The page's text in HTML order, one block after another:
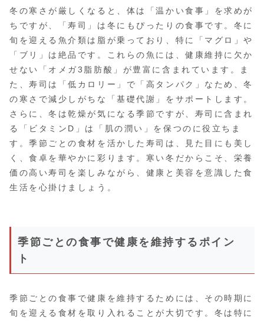
冬の寒さが厳しくなると、体は「温かい食事」を求めが
ちですが、「寿司」は冬にもぴったりの食事です。冬に
旬を迎える魚介類は脂が乗っており、特に「マグロ」や
「ブリ」は絶品です。これらの魚には、健康維持に欠か
せない「オメガ3脂肪酸」が豊富に含まれています。ま
た、寿司は「低カロリー」で「高タンパク」なため、冬
の寒さで減少しがちな「基礎代謝」をサポートします。
さらに、冬は乾燥が気になる季節ですが、寿司に含まれ
る「ビタミンD」は「肌の潤い」を保つのに役立ちま
す。季節ごとの食材を活かした寿司は、見た目にも美し
く、食卓を華やかに彩ります。寒い冬だからこそ、栄養
価の高い寿司を楽しみながら、健康と美容を意識した食
生活を心掛けましょう。
季節ごとの食事で健康を維持するポイン
ト
季節ごとの食事で健康を維持するためには、その時期に
旬を迎える食材を取り入れることが大切です。冬は特に